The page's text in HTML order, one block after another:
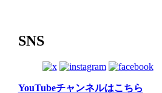
SNS
YouTubeチャンネルはこちら